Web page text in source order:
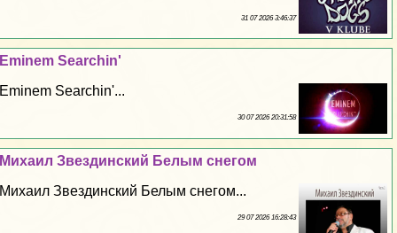
31 07 2026 3:46:37
Eminem Searchin'
Eminem Searchin'...
30 07 2026 20:31:58
Михаил Звездинский Белым снегом
Михаил Звездинский Белым снегом...
29 07 2026 16:28:43